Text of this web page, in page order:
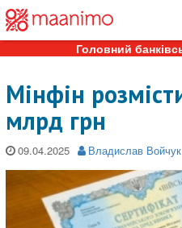
Головний
Мінфін
млрд грн
09.04.2025 Владислав Войчук